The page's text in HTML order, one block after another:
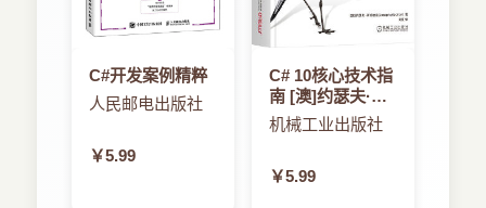
2．5 一些小的特性 58
2．5．1 局部类型 59
2．5．2 静态类 60
2．5．3 属性的getter/setter访问分离 61
2．5．4 命名空间别名 61
2．5．5 编译指令 63
2．5．6 固定大小的缓冲区 64
C#开发案例精粹
人民邮电出版社
￥5.99
C# 10核心技术指
南 [澳]约瑟夫·阿
坝哈瑞
机械工业出版社
￥5.99